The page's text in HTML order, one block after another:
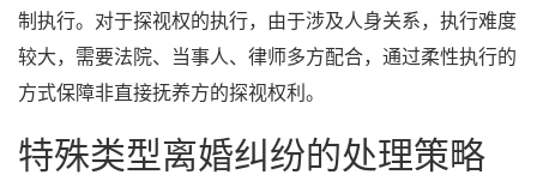
制执行。对于探视权的执行，由于涉及人身关系，执行难度
较大，需要法院、当事人、律师多方配合，通过柔性执行的
方式保障非直接抚养方的探视权利。
特殊类型离婚纠纷的处理策略